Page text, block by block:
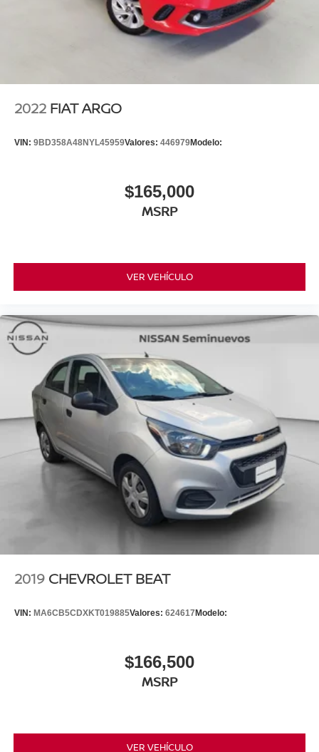
2022 FIAT ARGO
VIN: 9BD358A48NYL45959Valores: 446979Modelo:
$165,000
MSRP
VER VEHÍCULO
2019 CHEVROLET BEAT
VIN: MA6CB5CDXKT019885Valores: 624617 Modelo:
$166,500
MSRP
VER VEHÍCULO